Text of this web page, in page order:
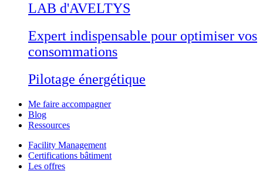
LAB d'AVELTYS
Expert indispensable pour optimiser vos
consommations
Pilotage énergétique
Me faire accompagner
Blog
Ressources
Facility Management
Certifications bâtiment
Les offres